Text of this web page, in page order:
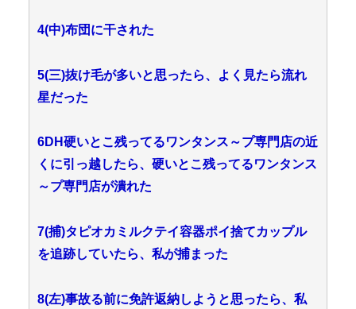
4(中)布団に干された
5(三)抜け毛が多いと思ったら、よく見たら流れ
星だった
6DH硬いとこ残ってるワンタンス～プ専門店の近
くに引っ越したら、硬いとこ残ってるワンタンス
～プ専門店が潰れた
7(捕)タピオカミルクテイ容器ポイ捨てカップル
を追跡していたら、私が捕まった
8(左)事故る前に免許返納しようと思ったら、私